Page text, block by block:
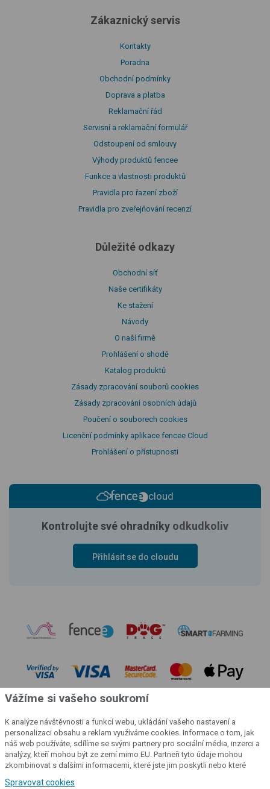
Zákaznický servis
Kontakty
Poradna
Obchodní podmínky
Doprava a platba
Reklamační řád
Servisní a reklamační formulář
Odstoupení od smlouvy
Výhody produktů fencee
Funkce a vlastnosti produktů
Pravidla pro řazení zboží
Pravidla pro zveřejňování recenzí
Důležité odkazy
Obchodní síť
Naše certifikáty
Ke stažení
Návody
O naší firmě
Prohlášení o shodě
Katalog produktů
Zásady zpracování souborů cookies
Zásady zpracování osobních údajů
Poučení o souborech cookies
Licenční podmínky aplikace fencee Cloud
Prohlášení o přístupnosti
cloud
Kontrolujte své ohradníky odkudkoliv
Přihlásit se do cloudu
© 2004 - 2026 VNT electronics s.r.o., všechna práva vyhrazena
Grafický návrh
Vážíme si vašeho soukromí
K analýze návštěvnosti a funkcí webu, ukládání vašeho nastavení a
personalizaci obsahu a reklam využíváme cookies. Informace o tom, jak
náš web používáte, sdílíme se svými partnery pro sociální média, inzerci a
analýzy, kteří mohou být ze zemí mimo EU. Partneři tyto údaje mohou
zkombinovat s dalšími informacemi, které jste jim poskytli nebo které
Spravovat cookies